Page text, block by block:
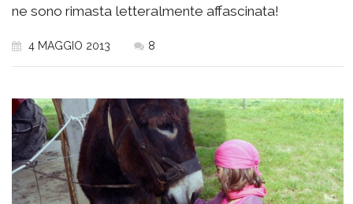
ne sono rimasta letteralmente affascinata!
4 MAGGIO 2013 8